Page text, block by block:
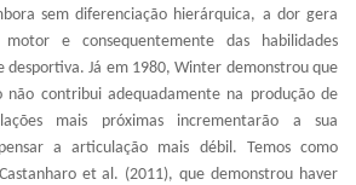
sem diferenciação hierárquica, a dor gera
e consequentemente das habilidades
desportiva. Já em 1980, Winter demonstrou que
não contribui adequadamente na produção de
mais próximas incrementarão a sua
a articulação mais débil. Temos como
et al. (2011), que demonstrou haver